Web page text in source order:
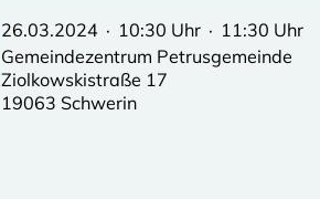
26.03.2024 · 10:30 Uhr · 11:30 Uhr
Gemeindezentrum Petrusgemeinde
Ziolkowskistraße 17
19063 Schwerin